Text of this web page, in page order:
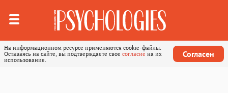
На информационном ресурсе применяются cookie-файлы.
Оставаясь на сайте, вы подтверждаете свое согласие на их
использование.
Согласен